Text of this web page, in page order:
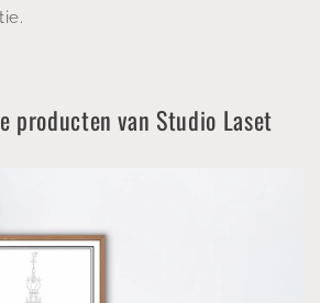
producten van Studio Laset